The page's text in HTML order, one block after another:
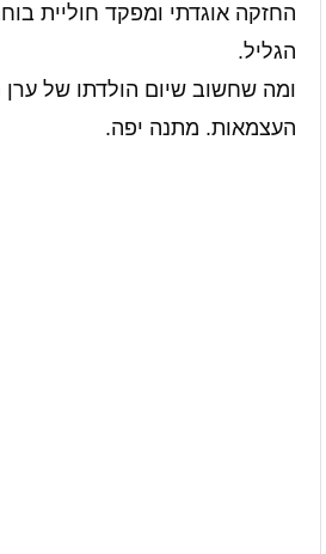
החזקה אוגדתי ומפקד חוליית
הגליל.
ומה שחשוב שיום הולדתו של
העצמאות. מתנה יפה.